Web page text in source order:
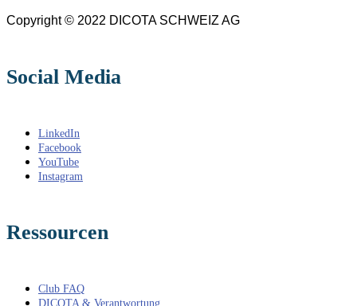
Copyright © 2022 DICOTA SCHWEIZ AG
Social Media
LinkedIn
Facebook
YouTube
Instagram
Ressourcen
Club FAQ
DICOTA & Verantwortung